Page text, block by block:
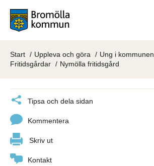
Start Uppleva och göra
Ung i kommunen
Fritidsgårdar
Nymölla fritidsgård
Tipsa och dela sidan
Kommentera
Skriv ut
Kontakt